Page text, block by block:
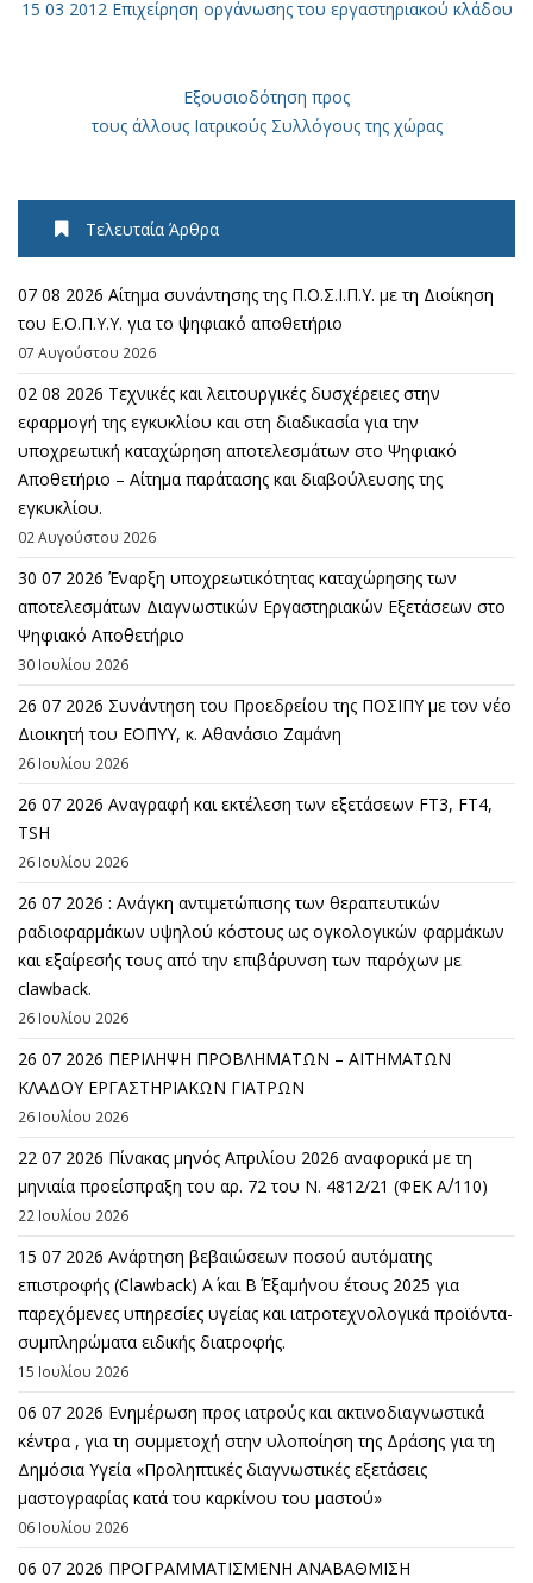
15 03 2012 Επιχείρηση οργάνωσης του εργαστηριακού κλάδου
Εξουσιοδότηση προς
τους άλλους Ιατρικούς Συλλόγους της χώρας
Τελευταία Άρθρα
07 08 2026 Αίτημα συνάντησης της Π.Ο.Σ.Ι.Π.Υ. με τη Διοίκηση
του Ε.Ο.Π.Υ.Υ. για το ψηφιακό αποθετήριο
07 Αυγούστου 2026
02 08 2026 Τεχνικές και λειτουργικές δυσχέρειες στην
εφαρμογή της εγκυκλίου και στη διαδικασία για την
υποχρεωτική καταχώρηση αποτελεσμάτων στο Ψηφιακό
Αποθετήριο – Αίτημα παράτασης και διαβούλευσης της
εγκυκλίου.
02 Αυγούστου 2026
30 07 2026 Έναρξη υποχρεωτικότητας καταχώρησης των
αποτελεσμάτων Διαγνωστικών Εργαστηριακών Εξετάσεων στο
Ψηφιακό Αποθετήριο
30 Ιουλίου 2026
26 07 2026 Συνάντηση του Προεδρείου της ΠΟΣΙΠΥ με τον νέο
Διοικητή του ΕΟΠΥΥ, κ. Αθανάσιο Ζαμάνη
26 Ιουλίου 2026
26 07 2026 Αναγραφή και εκτέλεση των εξετάσεων FT3, FT4,
TSH
26 Ιουλίου 2026
26 07 2026 : Ανάγκη αντιμετώπισης των θεραπευτικών
ραδιοφαρμάκων υψηλού κόστους ως ογκολογικών φαρμάκων
και εξαίρεσής τους από την επιβάρυνση των παρόχων με
clawback.
26 Ιουλίου 2026
26 07 2026 ΠΕΡΙΛΗΨΗ ΠΡΟΒΛΗΜΑΤΩΝ – ΑΙΤΗΜΑΤΩΝ
ΚΛΑΔΟΥ ΕΡΓΑΣΤΗΡΙΑΚΩΝ ΓΙΑΤΡΩΝ
26 Ιουλίου 2026
22 07 2026 Πίνακας μηνός Απριλίου 2026 αναφορικά με τη
μηνιαία προείσπραξη του αρ. 72 του Ν. 4812/21 (ΦΕΚ Α΄/110)
22 Ιουλίου 2026
15 07 2026 Ανάρτηση βεβαιώσεων ποσού αυτόματης
επιστροφής (Clawback) A΄ και Β΄ Εξαμήνου έτους 2025 για
παρεχόμενες υπηρεσίες υγείας και ιατροτεχνολογικά προϊόντα-
συμπληρώματα ειδικής διατροφής.
15 Ιουλίου 2026
06 07 2026 Eνημέρωση προς ιατρούς και ακτινοδιαγνωστικά
κέντρα , για τη συμμετοχή στην υλοποίηση της Δράσης για τη
Δημόσια Υγεία «Προληπτικές διαγνωστικές εξετάσεις
μαστογραφίας κατά του καρκίνου του μαστού»
06 Ιουλίου 2026
06 07 2026 ΠΡΟΓΡΑΜΜΑΤΙΣΜΕΝΗ ΑΝΑΒΑΘΜΙΣΗ